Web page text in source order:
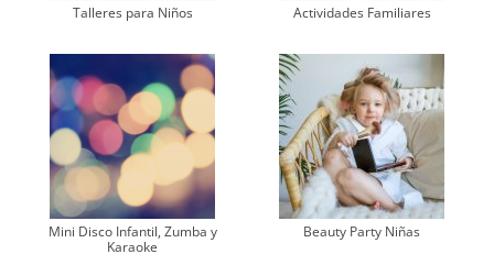
Talleres para Niños Actividades Familiares
Mini Disco Infantil, Zumba y
Karaoke
Beauty Party Niñas